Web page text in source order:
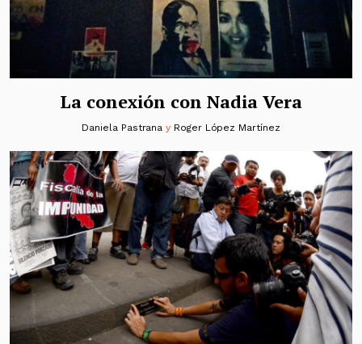
La conexión con Nadia Vera
Daniela Pastrana y Roger López Martínez